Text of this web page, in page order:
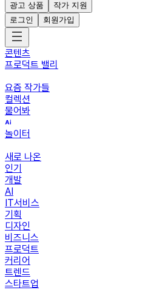
광고 상품
작가 지원
로그인
회원가입
콘텐츠
프로덕트 밸리
요즘 작가들
컬렉션
물어봐
놀이터
새로 나온
인기
개발
AI
IT서비스
기획
디자인
비즈니스
프로덕트
커리어
트렌드
스타트업